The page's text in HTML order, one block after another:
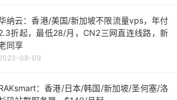
纳云：香港/美国/新加坡不限流量vps，年付
折起，最低28/月，CN2三网直连线路，新
同享
08-09
：香港/日本/韩国/新加坡/圣何塞/洛